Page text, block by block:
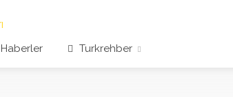
Haberler Turkrehber